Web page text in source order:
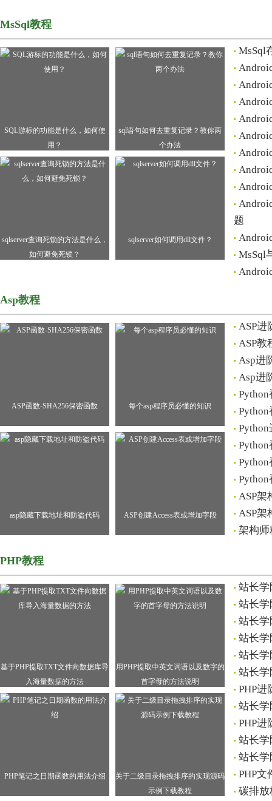
MsSql教程
SQL游标的功能是什么，如何使
用？
sql语句如何去重复记录？教你两
个办法
sqlserver查询死锁的方法是什么，
如何避免死锁？
sqlserver如何调用dll文件？
MsSql
题
MsSql
Asp教程
ASP函数-SHA256保密函数 每个asp程序员必懂的知识
asp隐藏下载地址和防盗代码 ASP创建Access表或增加字段
ASP进
ASP教
Asp进
Asp进
ASP架
ASP架
架构师
PHP教程
基于PHP提取TXT文件向数据库导
入海量数据的方法
用PHP提取中英文词语以及数字的
首字母的方法说明
PHP笔记之日期函数的用法介绍
关于二级目录拖拽排序的实现源码
示例下载教程
站长学
站长学
站长学
站长学
站长学
站长学
PHP进
站长学
PHP进
站长学
站长学
PHP
碳排放